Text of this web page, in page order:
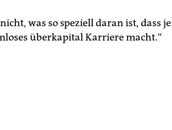
was so speziell daran ist, dass
überkapital Karriere macht.“